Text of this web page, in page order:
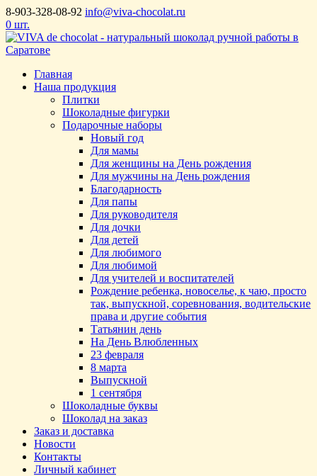
8-903-328-08-92 info@viva-chocolat.ru
0 шт.
Главная
Наша продукция
Плитки
Шоколадные фигурки
Подарочные наборы
Новый год
Для мамы
Для женщины на День рождения
Для мужчины на День рождения
Благодарность
Для папы
Для руководителя
Для дочки
Для детей
Для любимого
Для любимой
Для учителей и воспитателей
Рождение ребенка, новоселье, к чаю, просто
так, выпускной, соревнования, водительские
права и другие события
Татьянин день
На День Влюбленных
23 февраля
8 марта
Выпускной
1 сентября
Шоколадные буквы
Шоколад на заказ
Заказ и доставка
Новости
Контакты
Личный кабинет